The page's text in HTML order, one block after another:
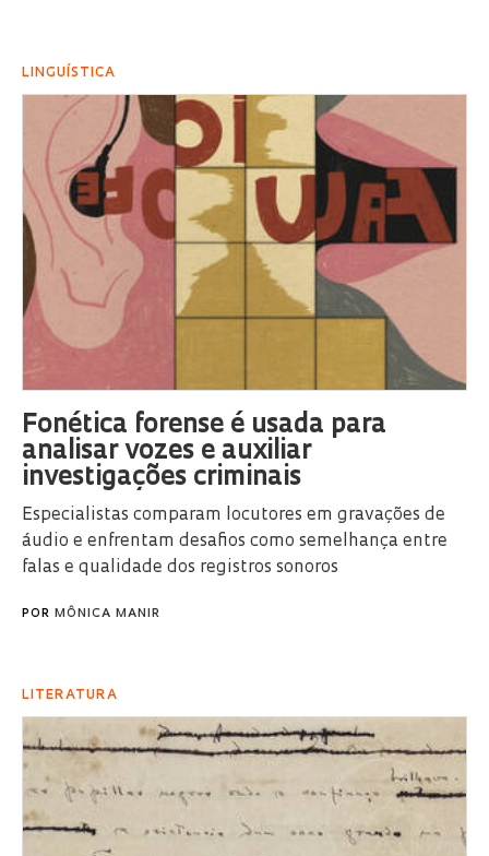
LINGUÍSTICA
Fonética forense é usada para
analisar vozes e auxiliar
investigações criminais
Especialistas comparam locutores em gravações de
áudio e enfrentam desafios como semelhança entre
falas e qualidade dos registros sonoros
POR MÔNICA MANIR
LITERATURA